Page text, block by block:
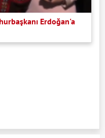
Erdoğan'a